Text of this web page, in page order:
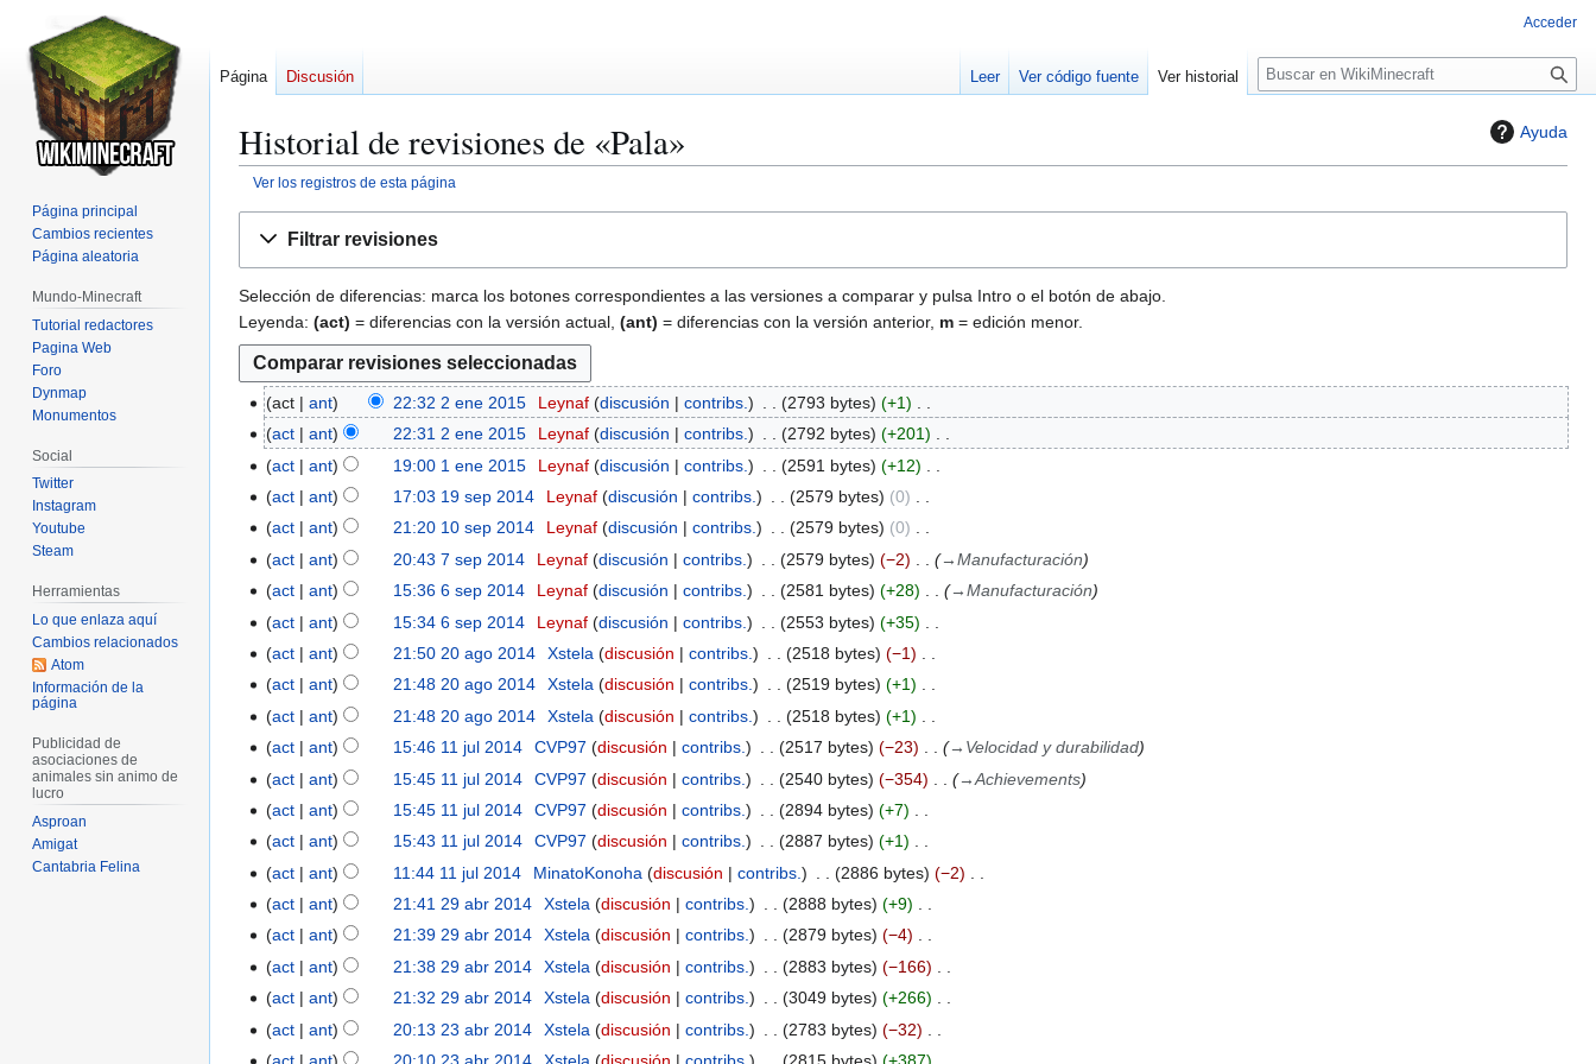
Ayuda
Historial de revisiones de «Pala»
Ver los registros de esta página
navegación
búsqueda
Filtrar revisiones
Selección de diferencias: marca los botones correspondientes a las versiones a comparar y pulsa Intro o el botón de abajo.
Leyenda: (act) = diferencias con la versión actual, (ant) = diferencias con la versión anterior, m = edición menor.
act ant 22:32 2 ene 2015 Leynaf discusión contribs. 2793 bytes
+1
S
i
n
r
e
s
u
e
n
d
e
e
i
c
i
ó
n
act ant 22:31 2 ene 2015 Leynaf discusión contribs. 2792 bytes
+201
S
n
r
e
s
u
e
n
d
e
e
i
c
i
ó
n
act ant 19:00 1 ene 2015 Leynaf discusión contribs. 2591 bytes
+12
S
n
r
e
s
u
e
n
d
e
e
c
i
ó
n
act ant 17:03 19 sep 2014 Leynaf discusión contribs. 2579 bytes
0
S
n
r
e
s
u
e
n
d
e
e
i
c
i
ó
n
act ant 21:20 10 sep 2014 Leynaf discusión contribs. 2579 bytes
0
S
n
r
e
s
u
e
n
d
e
e
i
c
i
ó
n
act ant 20:43 7 sep 2014 Leynaf discusión contribs. 2579 bytes −2 →Manufacturación
act ant 15:36 6 sep 2014 Leynaf discusión contribs. 2581 bytes +28 →Manufacturación
act
ant 15:34 6 sep 2014 Leynaf discusión contribs. 2553 bytes
+35
S
n
r
e
s
u
e
n
d
e
e
i
c
act ant 21:50 20 ago 2014 Xstela discusión contribs. 2518 bytes
−1
S
n
r
e
s
u
e
n
d
e
e
i
act ant 21:48 20 ago 2014 Xstela discusión contribs. 2519 bytes
+1
S
n
r
e
s
u
e
n
d
e
e
act ant 21:48 20 ago 2014 Xstela discusión contribs. 2518 bytes
+1
S
n
r
e
s
u
e
n
d
e
e
act ant 15:46 11 jul 2014 CVP97 discusión contribs. 2517 bytes −23 → Velocidad y durabilidad
act
ant 15:45 11 jul 2014 CVP97 discusión contribs. 2540 bytes −354 →Achievements
act
ant 15:45 11 jul 2014 CVP97 discusión contribs. 2894 bytes
+7
S
n
r
e
s
u
e
act ant 15:43 11 jul 2014 CVP97 discusión contribs. 2887 bytes
+1
S
n
r
e
s
u
act ant 11:44 11 jul 2014 MinatoKonoha discusión contribs. 2886 bytes
−2
S
n
r
e
s
u
act ant 21:41 29 abr 2014 Xstela discusión contribs. 2888 bytes
+9
S
n
r
e
s
act ant 21:39 29 abr 2014 Xstela discusión contribs. 2879 bytes
−4
S
n
r
act ant 21:38 29 abr 2014 Xstela discusión contribs. 2883 bytes
−166
S
n
act ant 21:32 29 abr 2014 Xstela discusión contribs. 3049 bytes
+266
Sact ant 20:13 23 abr 2014 Xstela discusión contribs. 2783 bytes
−32
S
Acceder
Página Discusión Leer Ver código fuente Ver historial
B
u
a
Página principal
Cambios recientes
Página aleatoria
Mundo-Minecraft
Tutorial redactores
Pagina Web
Foro
Dynmap
Monumentos
Social
Twitter
Instagram
Youtube
Steam
Herramientas
Lo que enlaza aquí
Cambios relacionados
Atom
Información de la
página
Publicidad de
asociaciones de
animales sin animo de
lucro
Asproan
Amigat
Cantabria Felina